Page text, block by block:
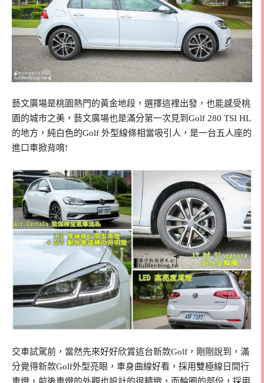
藝文廣場是桃園熱門的黃金地段，選擇這裡出發，也能感受桃
園的城市之美，藝文廣場也是滿分第一次見到Golf 280 TSI HL
的地方，純白色的Golf 外型線條相當吸引人，是一台五人座的
進口車掀背唷!
交車試駕前，當然先來好好欣賞這台新款Golf，剛剛說到，滿
分覺得新款Golf外型亮眼，車身曲線好看，採用雙極線日間行
車燈，前後車燈的外觀也設計的很精緻，而輪圈的部份，採用